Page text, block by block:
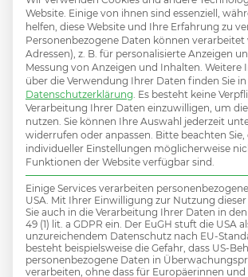
oft schon in der Suche selbst –
jemand eure Website besucht....
Website. Einige von ihnen sind essenziell,
helfen, diese Website und Ihre Erfahrung zu
Personenbezogene Daten können verarbeitet
Adressen), z. B. für personalisierte Anzeigen
Messung von Anzeigen und Inhalten. Weitere
über die Verwendung Ihrer Daten finden Sie
Datenschutzerklärung Es besteht keine
Verarbeitung Ihrer Daten einzuwilligen, um
nutzen. Sie können Ihre Auswahl jederzeit
widerrufen oder anpassen. Bitte beachten Sie,
individueller Einstellungen möglicherweise
Funktionen der Website verfügbar sind.
Einige Services verarbeiten
USA. Mit Ihrer Einwilligung zur Nutzung
Sie auch in die Verarbeitung Ihrer Daten in
49 (1) lit. a GDPR ein. Der EuGH stuft die USA
unzureichendem Datenschutz nach EU-
besteht beispielsweise die Gefahr, dass US-
personenbezogene Daten in
verarbeiten, ohne dass für Europäerinnen und